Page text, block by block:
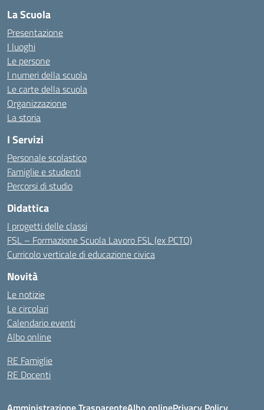
La Scuola
Presentazione
I luoghi
Le persone
I numeri della scuola
Le carte della scuola
Organizzazione
La storia
I Servizi
Personale scolastico
Famiglie e studenti
Percorsi di studio
Didattica
I progetti delle classi
FSL – Formazione Scuola Lavoro FSL (ex PCTO)
Curricolo verticale di educazione civica
Novità
Le notizie
Le circolari
Calendario eventi
Albo online
RE Famiglie
RE Docenti